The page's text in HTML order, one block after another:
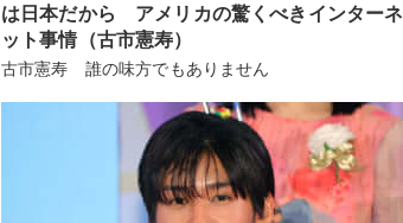
は日本だから アメリカの驚くべきインターネ
ット事情（古市憲寿）
古市憲寿 誰の味方でもありません